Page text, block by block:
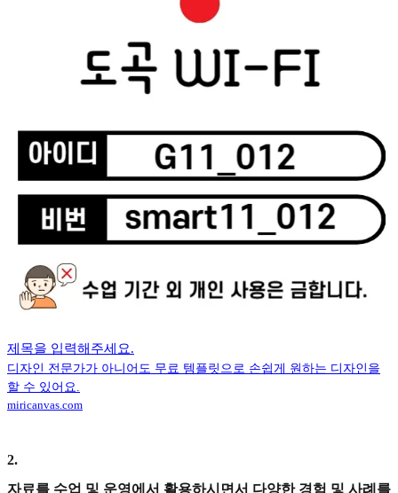
제목을 입력해주세요.
디자인 전문가가 아니어도 무료 템플릿으로 손쉽게 원하는 디자인을
할 수 있어요.
miricanvas.com
2.
자료를 수업 및 운영에서 활용하시면서 다양한 경험 및 사례를